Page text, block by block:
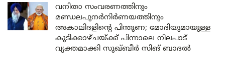
വനിതാ സംവരണത്തിനും
മണ്ഡലപുനർനിർണയത്തിനും
അകാലിദളിന്റെ പിന്തുണ; മോദിയുമായുള്ള
കൂടിക്കാഴ്ചയ്ക്ക് പിന്നാലെ നിലപാട്
വ്യക്തമാക്കി സുഖ്ബീർ സിങ് ബാദൽ